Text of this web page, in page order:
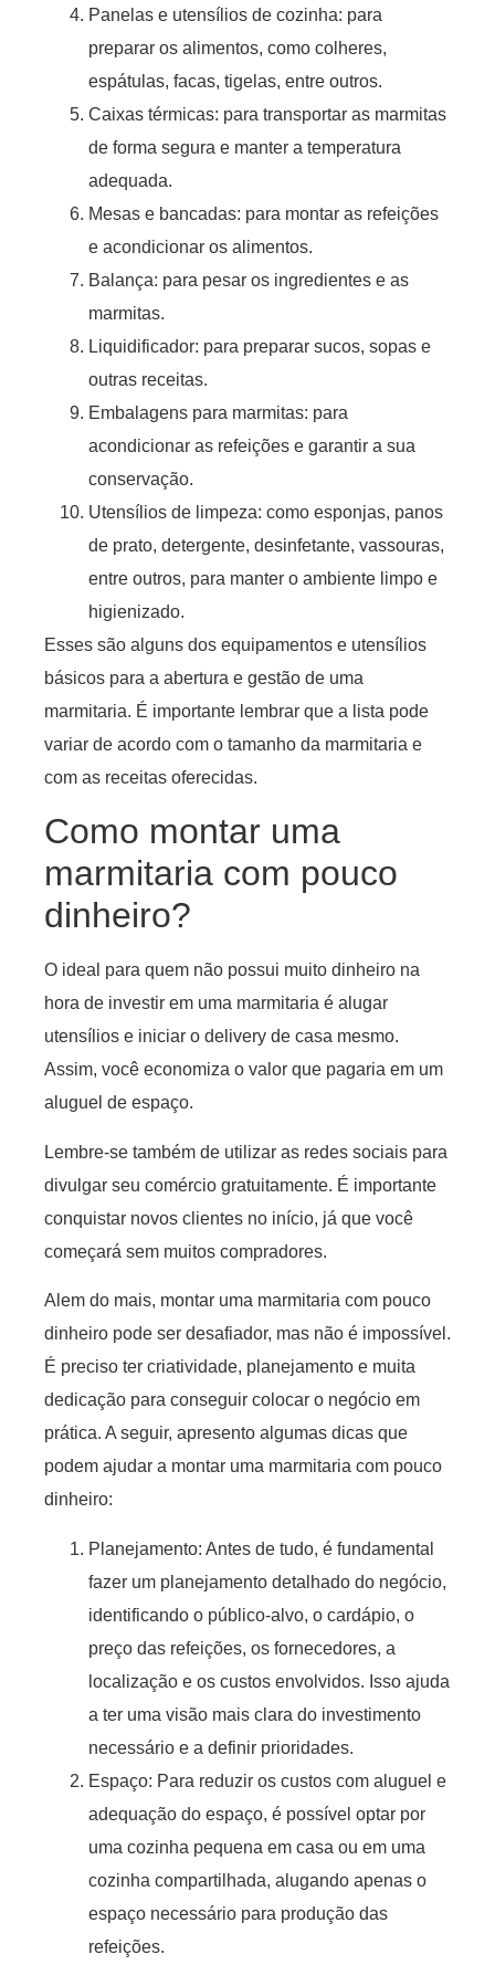
Panelas e utensílios de cozinha: para
preparar os alimentos, como colheres,
espátulas, facas, tigelas, entre outros.
Caixas térmicas: para transportar as marmitas
de forma segura e manter a temperatura
adequada.
Mesas e bancadas: para montar as refeições
e acondicionar os alimentos.
Balança: para pesar os ingredientes e as
marmitas.
Liquidificador: para preparar sucos, sopas e
outras receitas.
Embalagens para marmitas: para
acondicionar as refeições e garantir a sua
conservação.
Utensílios de limpeza: como esponjas, panos
de prato, detergente, desinfetante, vassouras,
entre outros, para manter o ambiente limpo e
higienizado.
Esses são alguns dos equipamentos e utensílios
básicos para a abertura e gestão de uma
marmitaria. É importante lembrar que a lista pode
variar de acordo com o tamanho da marmitaria e
com as receitas oferecidas.
Como montar uma
marmitaria com pouco
dinheiro?
O ideal para quem não possui muito dinheiro na
hora de investir em uma marmitaria é alugar
utensílios e iniciar o delivery de casa mesmo.
Assim, você economiza o valor que pagaria em um
aluguel de espaço.
Lembre-se também de utilizar as redes sociais para
divulgar seu comércio gratuitamente. É importante
conquistar novos clientes no início, já que você
começará sem muitos compradores.
Alem do mais, montar uma marmitaria com pouco
dinheiro pode ser desafiador, mas não é impossível.
É preciso ter criatividade, planejamento e muita
dedicação para conseguir colocar o negócio em
prática. A seguir, apresento algumas dicas que
podem ajudar a montar uma marmitaria com pouco
dinheiro:
Planejamento: Antes de tudo, é fundamental
fazer um planejamento detalhado do negócio,
identificando o público-alvo, o cardápio, o
preço das refeições, os fornecedores, a
localização e os custos envolvidos. Isso ajuda
a ter uma visão mais clara do investimento
necessário e a definir prioridades.
Espaço: Para reduzir os custos com aluguel e
adequação do espaço, é possível optar por
uma cozinha pequena em casa ou em uma
cozinha compartilhada, alugando apenas o
espaço necessário para produção das
refeições.